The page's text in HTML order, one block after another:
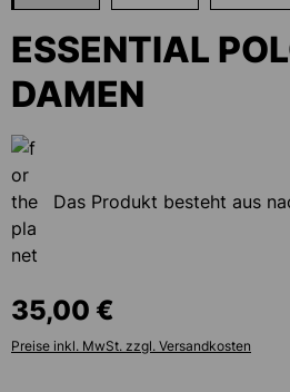
ESSENTIAL
DAMEN
Das Produkt besteht aus
35,00 €
Preise inkl. MwSt. zzgl. Versandkosten